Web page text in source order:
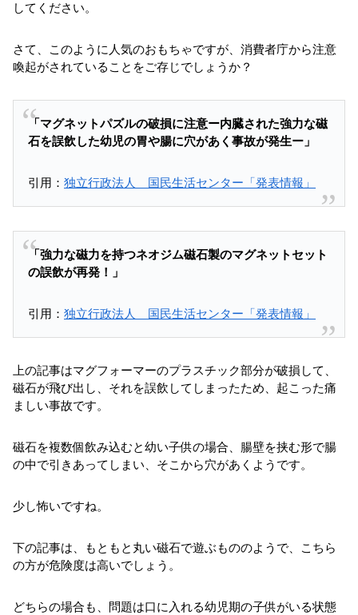
してください。
さて、このように人気のおもちゃですが、消費者庁から注意
喚起がされていることをご存じでしょうか？
「マグネットパズルの破損に注意ー内臓された強力な磁
石を誤飲した幼児の胃や腸に穴があく事故が発生ー」
引用： 独立行政法人 国民生活センター「発表情報」
「強力な磁力を持つネオジム磁石製のマグネットセット
の誤飲が再発！」
引用： 独立行政法人 国民生活センター「発表情報」
上の記事はマグフォーマーのプラスチック部分が破損して、
磁石が飛び出し、それを誤飲してしまったため、起こった痛
ましい事故です。
磁石を複数個飲み込むと幼い子供の場合、腸壁を挟む形で腸
の中で引きあってしまい、そこから穴があくようです。
少し怖いですね。
下の記事は、もともと丸い磁石で遊ぶもののようで、こちら
の方が危険度は高いでしょう。
どちらの場合も、問題は口に入れる幼児期の子供がいる状態